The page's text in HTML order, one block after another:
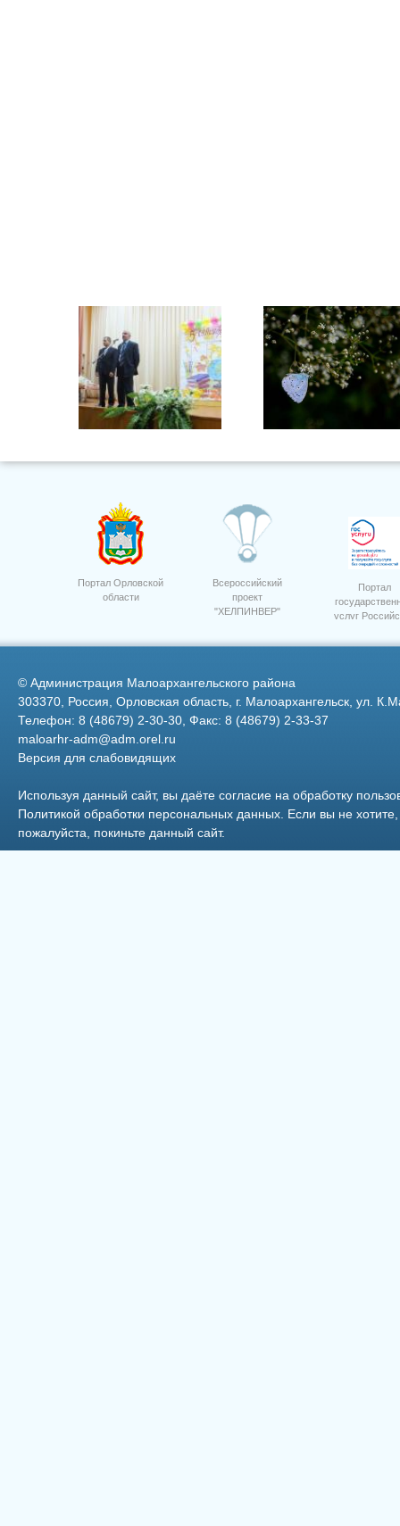
Портал Орловской
области
Всероссийский
проект
"ХЕЛПИНВЕР"
Портал
услуг
© Администрация Малоархангельского района
303370, Россия, Орловская область, г. Малоархангельск, ул.
Телефон: 8 (48679) 2-30-30, Факс: 8 (48679) 2-33-37
maloarhr-adm@adm.orel.ru
Версия для слабовидящих
Используя данный сайт, вы даёте согласие на обработку
Политикой обработки персональных данных . Если вы не
пожалуйста, покиньте данный сайт.